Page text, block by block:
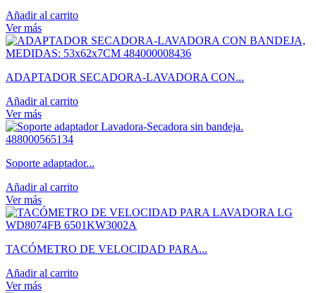
Añadir al carrito
Ver más
ADAPTADOR SECADORA-LAVADORA CON...
Añadir al carrito
Ver más
Soporte adaptador...
Añadir al carrito
Ver más
TACÓMETRO DE VELOCIDAD PARA...
Añadir al carrito
Ver más